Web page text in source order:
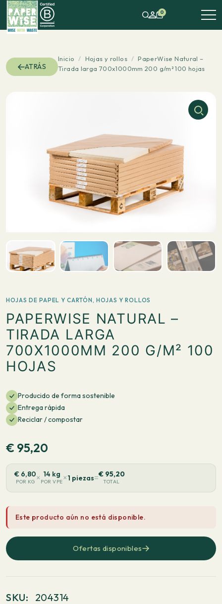
0
ATRÁS
Inicio / Hojas y rollos / PaperWise Natural –
Tirada larga 700x1000mm 200 g/m² 100 hojas
HOJAS DE PAPEL Y CARTÓN ,HOJAS Y ROLLOS
PAPERWISE NATURAL –
TIRADA LARGA
700X1000MM 200 G/M² 100
HOJAS
Producido de forma sostenible
Entrega rápida
Reciclar / compostar
€ 95,20
€ 6,80
POR KG × 14 kg
POR VPE×1 piezas=€95,20
TOTAL
Este producto aún no está disponible.
Ofertas disponibles
SKU: 204314